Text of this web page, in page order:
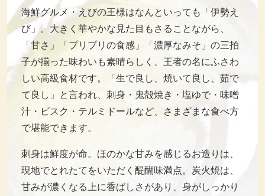
海鮮グルメ・えびの王様はなんといっても「伊勢え
び」。大きく華やかな見た目もさることながら、
「甘さ」「プリプリの食感」「濃厚なみそ」の三拍
子が揃った味わいも素晴らしく、王者の名にふさわ
しい高級食材です。「生で良し、焼いて良し、茹で
て良し」と言われ、刺身・鬼殻焼き・塩ゆで・味噌
汁・ビスク・テルミドールなど、さまざまな食べ方
で堪能できます。
刺身は鮮度が命。ほのかな甘みを感じるお造りは、
現地でとれたてをいただく醍醐味満点。炭火焼は、
甘みが濃くなる上に香ばしさがあり、身がしっかり